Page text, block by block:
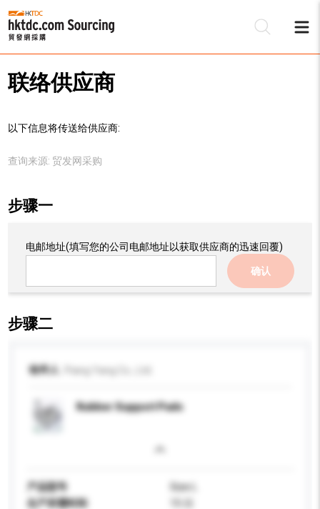
联络供应商
以下信息将传送给供应商:
查询来源: 贸发网采购
步骤一
电邮地址(填写您的公司电邮地址以获取供应商的迅速回覆)
确认
步骤二
收件人
Rubber Support Pads
产品型号
Size L
生产所需时间